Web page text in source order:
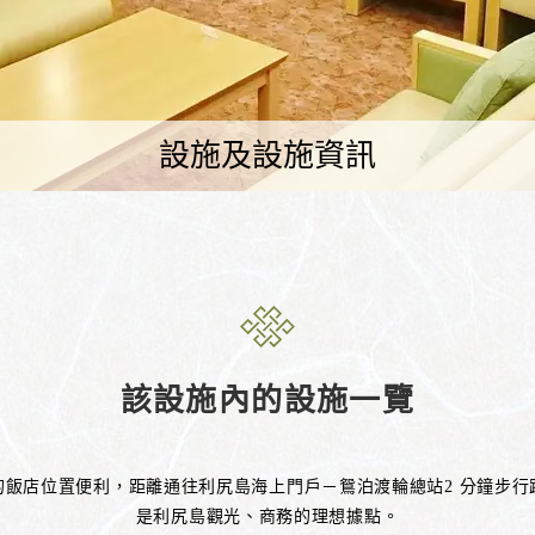
設施及設施資訊
該設施內的設施一覽
飯店位置便利，距離通往利尻島海上門戶－鴛泊渡輪總站2 分鐘步行
是利尻島觀光、商務的理想據點。